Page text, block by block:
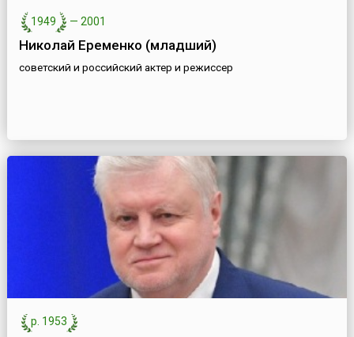
1949 — 2001
Николай Еременко (младший)
советский и российский актер и режиссер
р. 1953